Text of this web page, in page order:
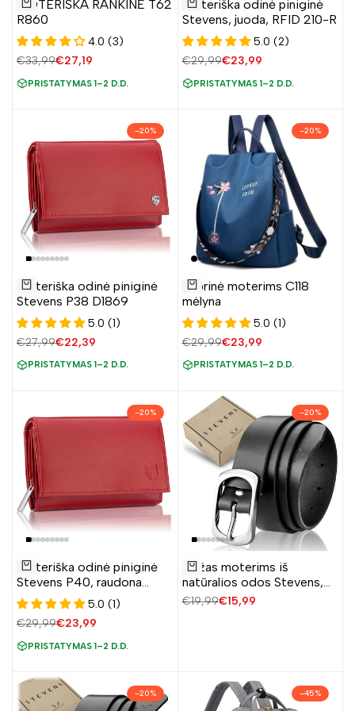
į
sąrašą
Į krepšelį
MOTERIŠKA RANKINĖ T62
R860
4.0 (3)
Įprasta
€33,99Pardavimo
€27,19
PRISTATYMAS 1–2 D.D.
sąrašą
Į krepšelį
Moteriška odinė piniginė
Stevens, juoda, RFID 210-R
5.0 (2)
Įprasta
€29,99Pardavimo
€23,99
PRISTATYMAS 1–2 D.D.
–20%
Pridėti
sąrašą
Į krepšelį
Moteriška odinė piniginė
Stevens P38 D1869
5.0 (1)
Įprasta
€27,99Pardavimo
€22,39
PRISTATYMAS 1–2 D.D.
–20%
Pridėti
sąrašą
Į krepšelį
Kuprinė moterims C118
mėlyna
5.0 (1)
Įprasta
€29,99Pardavimo
€23,99
PRISTATYMAS 1–2 D.D.
–20%
Pridėti
sąrašą
Į krepšelį
Moteriška odinė piniginė
Stevens P40, raudona
D1866
5.0 (1)
Įprasta
€29,99Pardavimo
€23,99
PRISTATYMAS 1–2 D.D.
–20%
Pridėti
norų
Pridėti
Diržas moterims iš
natūralios odos Stevens,
juodas
Įprasta
€19,99Pardavimo
€15,99
–20% –45%
pirmam užsakymui?
Taip, noriu sutaupyti 5%
Ne, ačiū